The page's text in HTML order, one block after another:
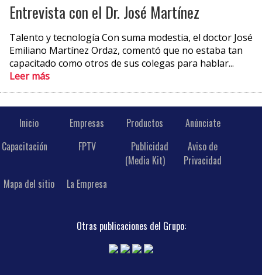
Entrevista con el Dr. José Martínez
Talento y tecnología Con suma modestia, el doctor José
Emiliano Martínez Ordaz, comentó que no estaba tan
capacitado como otros de sus colegas para hablar...
Leer más
Inicio Empresas Productos
Anúnciate
Capacitación
FPTV
Publicidad
(Media Kit)
Aviso de
Privacidad
Mapa del sitio
La Empresa
Otras publicaciones del Grupo: